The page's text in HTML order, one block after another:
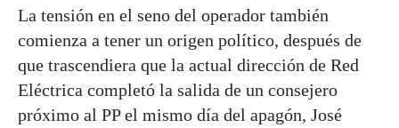
La tensión en el seno del operador también
comienza a tener un origen político, después de
que trascendiera que la actual dirección de Red
Eléctrica completó la salida de un consejero
próximo al PP el mismo día del apagón, José